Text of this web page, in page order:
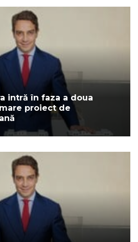
intră în faza a doua
proiect de